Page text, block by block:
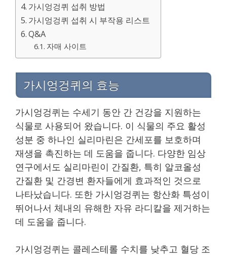
가시엉겅퀴 섭취 방법
가시엉겅퀴 섭취 시 부작용 리스트
Q&A
자매 사이트
가시엉겅퀴의 효능
가시엉겅퀴는 수세기 동안 간 건강을 지원하는
식물로 사용되어 왔습니다. 이 식물의 주요 활성
성분 중 하나인 실리마린은 간세포를 보호하며
재생을 촉진하는 데 도움을 줍니다. 다양한 임상
연구에서도 실리마린이 간질환, 특히 알코올성
간질환 및 간경변 환자들에게 효과적인 것으로
나타났습니다. 또한 가시엉겅퀴는 항산화 특성이
뛰어나서 체내의 유해한 자유 라디칼을 제거하는
데 도움을 줍니다.
가시엉겅퀴는 콜레스테롤 수치를 낮추고 혈당 조